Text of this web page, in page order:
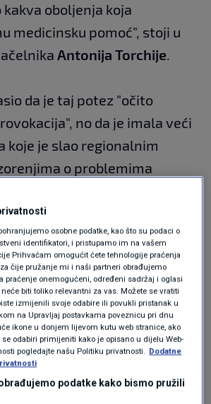
oboljenja koja
medicinsku pomoć", stoji u
Antonija Torchije.
da je taj potez "očito
no da je imala veći
koje je slao regionalnim
o problemima
Belcastra starije je od
zdravstvena institucija je
45 kilometara, a put do nje
od 30 kilometara na sat, rekao
stiže na poziv dostupan je
i ne radi tijekom vikenda,
radnog vremena.
u sklopu dekreta naređeno i da
osobne podatke, kao što su podaci o
identifikatori, i pristupamo im na vašem
Prihvaćam omogućit ćete tehnologije praćenja
čije pružanje mi i naši partneri obrađujemo
praćenje onemogućeni, određeni sadržaj i oglasi
biti toliko relevantni za vas. Možete se vratiti
izmijenili svoje odabire ili povukli pristanak u
na Upravljaj postavkama poveznicu pri dnu
ikone u donjem lijevom kutu web stranice, ako
odabiri primijeniti kako je opisano u dijelu Web-
pogledajte našu Politiku privatnosti. Dodatne
podatke kako bismo pružili